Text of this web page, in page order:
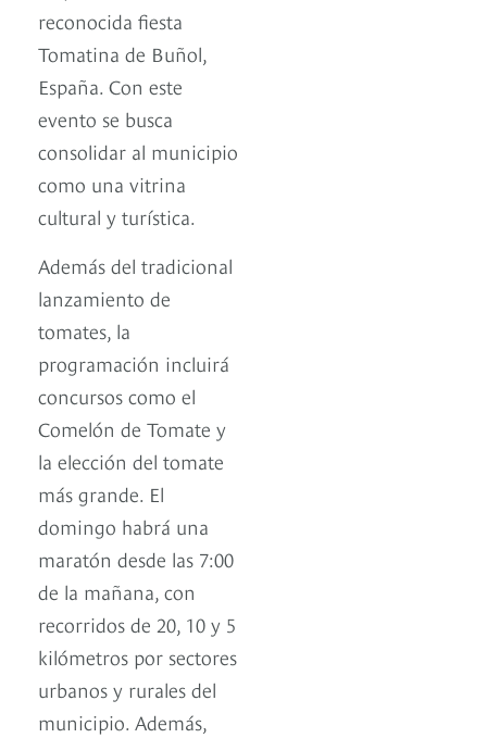
reconocida fiesta
Tomatina de Buñol,
España. Con este
evento se busca
consolidar al municipio
como una vitrina
cultural y turística.
Además del tradicional
lanzamiento de
tomates, la
programación incluirá
concursos como el
Comelón de Tomate y
la elección del tomate
más grande. El
domingo habrá una
maratón desde las 7:00
de la mañana, con
recorridos de 20, 10 y 5
kilómetros por sectores
urbanos y rurales del
municipio. Además,